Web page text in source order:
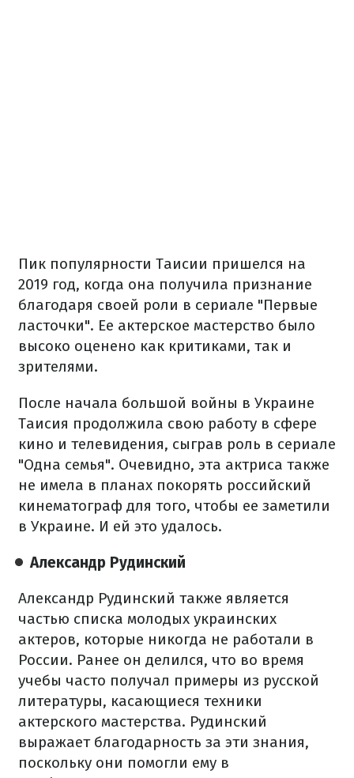
Пик популярности Таисии пришелся на
2019 год, когда она получила признание
благодаря своей роли в сериале "Первые
ласточки". Ее актерское мастерство было
высоко оценено как критиками, так и
зрителями.
После начала большой войны в Украине
Таисия продолжила свою работу в сфере
кино и телевидения, сыграв роль в сериале
"Одна семья". Очевидно, эта актриса также
не имела в планах покорять российский
кинематограф для того, чтобы ее заметили
в Украине. И ей это удалось.
Александр Рудинский
Александр Рудинский также является
частью списка молодых украинских
актеров, которые никогда не работали в
России. Ранее он делился, что во время
учебы часто получал примеры из русской
литературы, касающиеся техники
актерского мастерства. Рудинский
выражает благодарность за эти знания,
поскольку они помогли ему в